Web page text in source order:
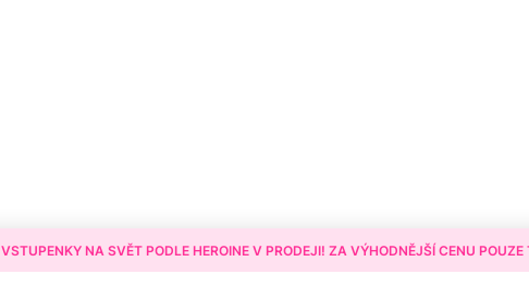
VSTUPENKY NA SVĚT PODLE HEROINE V PRODEJI! ZA VÝHODNĚJŠÍ CENU